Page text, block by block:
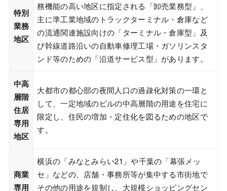
特別
業務
地区
務機能の高い地区に指定される「卸売業務型」、
主に準工業地域のトラックターミナル・倉庫など
の流通関連施設向けの「ターミナル・倉庫型」及
び幹線道路沿いの自動車修理工場・ガソリンスタ
ンド等のための「沿道サービス型」があります。
中高
層階
住居
専用
地区
大都市の都心部の夜間人口の過疎化対策の一環と
して、一定地域のビルの中高層階の用途を住宅に
限定し、住民の増加・定住化を図るための地区で
す。
商業
専用
横浜の「みなとみらい21」や千葉の「幕張メッ
セ」などの、店舗・事務所等が集中する市街地で
その他の用途を規制し、大規模ショッピングセン